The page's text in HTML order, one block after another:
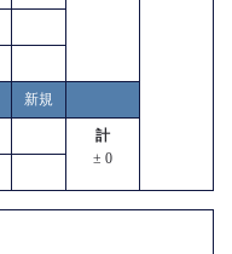
新規
計
± 0